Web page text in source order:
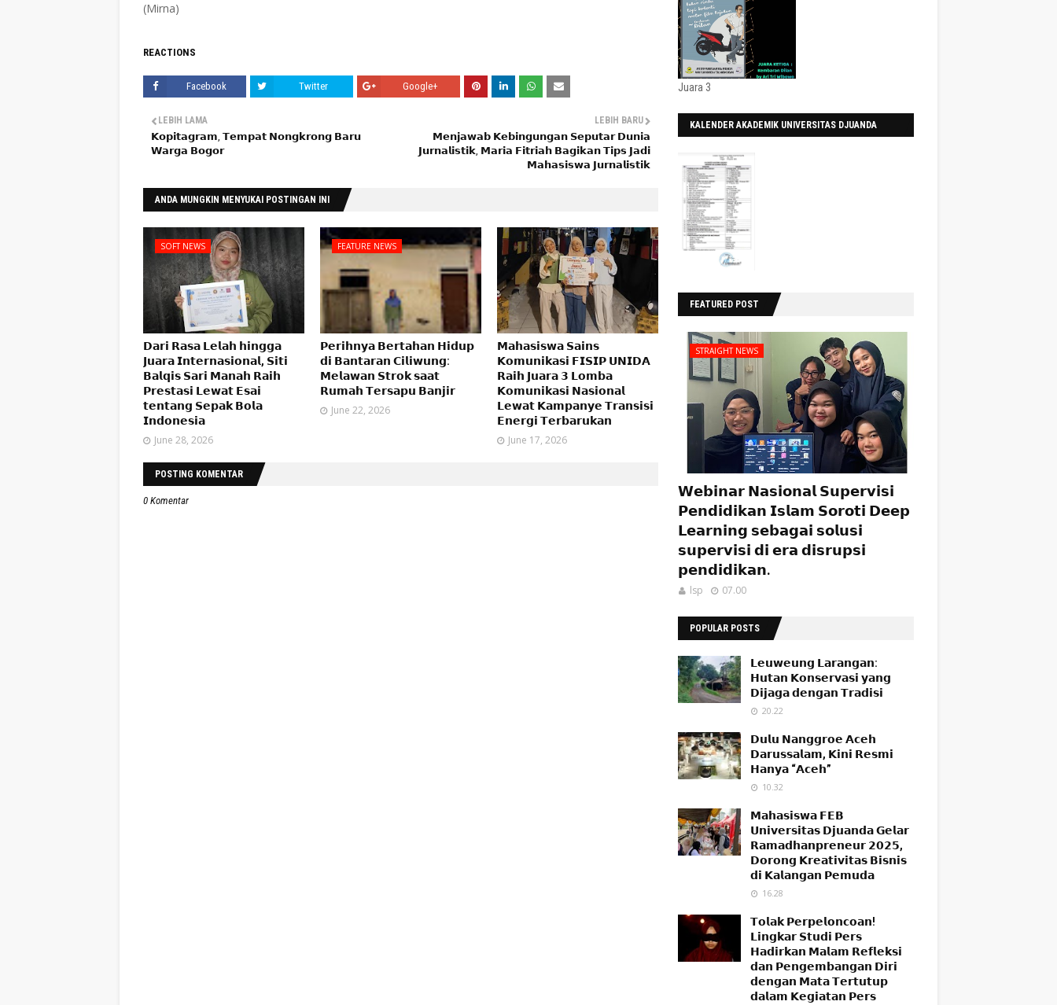
(Mirna)
REACTIONS
Facebook Twitter Google+
LEBIH BARU
𝗠𝗲𝗻𝗷𝗮𝘄𝗮𝗯 𝗞𝗲𝗯𝗶𝗻𝗴𝘂𝗻𝗴𝗮𝗻 𝗦𝗲𝗽𝘂𝘁𝗮𝗿 𝗗𝘂𝗻𝗶𝗮
𝗝𝘂𝗿𝗻𝗮𝗹𝗶𝘀𝘁𝗶𝗸, 𝗠𝗮𝗿𝗶𝗮 𝗙𝗶𝘁𝗿𝗶𝗮𝗵 𝗕𝗮𝗴𝗶𝗸𝗮𝗻 𝗧𝗶𝗽𝘀 𝗝𝗮𝗱𝗶
𝗠𝗮𝗵𝗮𝘀𝗶𝘀𝘄𝗮 𝗝𝘂𝗿𝗻𝗮𝗹𝗶𝘀𝘁𝗶𝗸
LEBIH LAMA
𝗞𝗼𝗽𝗶𝘁𝗮𝗴𝗿𝗮𝗺, 𝗧𝗲𝗺𝗽𝗮𝘁 𝗡𝗼𝗻𝗴𝗸𝗿𝗼𝗻𝗴 𝗕𝗮𝗿𝘂
𝗪𝗮𝗿𝗴𝗮 𝗕𝗼𝗴𝗼𝗿
ANDA MUNGKIN MENYUKAI POSTINGAN INI
SOFT NEWS
𝗗𝗮𝗿𝗶 𝗥𝗮𝘀𝗮 𝗟𝗲𝗹𝗮𝗵 𝗵𝗶𝗻𝗴𝗴𝗮
𝗝𝘂𝗮𝗿𝗮 𝗜𝗻𝘁𝗲𝗿𝗻𝗮𝘀𝗶𝗼𝗻𝗮𝗹, 𝗦𝗶𝘁𝗶
𝗕𝗮𝗹𝗾𝗶𝘀 𝗦𝗮𝗿𝗶 𝗠𝗮𝗻𝗮𝗵 𝗥𝗮𝗶𝗵
𝗣𝗿𝗲𝘀𝘁𝗮𝘀𝗶 𝗟𝗲𝘄𝗮𝘁 𝗘𝘀𝗮𝗶
𝘁𝗲𝗻𝘁𝗮𝗻𝗴 𝗦𝗲𝗽𝗮𝗸 𝗕𝗼𝗹𝗮
𝗜𝗻𝗱𝗼𝗻𝗲𝘀𝗶𝗮
June 28, 2026
FEATURE NEWS
𝗣𝗲𝗿𝗶𝗵𝗻𝘆𝗮 𝗕𝗲𝗿𝘁𝗮𝗵𝗮𝗻 𝗛𝗶𝗱𝘂𝗽
𝗱𝗶 𝗕𝗮𝗻𝘁𝗮𝗿𝗮𝗻 𝗖𝗶𝗹𝗶𝘄𝘂𝗻𝗴:
𝗠𝗲𝗹𝗮𝘄𝗮𝗻 𝗦𝘁𝗿𝗼𝗸 𝘀𝗮𝗮𝘁
𝗥𝘂𝗺𝗮𝗵 𝗧𝗲𝗿𝘀𝗮𝗽𝘂 𝗕𝗮𝗻𝗷𝗶𝗿
June 22, 2026
𝗠𝗮𝗵𝗮𝘀𝗶𝘀𝘄𝗮 𝗦𝗮𝗶𝗻𝘀
𝗞𝗼𝗺𝘂𝗻𝗶𝗸𝗮𝘀𝗶 𝗙𝗜𝗦𝗜𝗣 𝗨𝗡𝗜𝗗𝗔
𝗥𝗮𝗶𝗵 𝗝𝘂𝗮𝗿𝗮 𝟯 𝗟𝗼𝗺𝗯𝗮
𝗞𝗼𝗺𝘂𝗻𝗶𝗸𝗮𝘀𝗶 𝗡𝗮𝘀𝗶𝗼𝗻𝗮𝗹
𝗟𝗲𝘄𝗮𝘁 𝗞𝗮𝗺𝗽𝗮𝗻𝘆𝗲 𝗧𝗿𝗮𝗻𝘀𝗶𝘀𝗶
𝗘𝗻𝗲𝗿𝗴𝗶 𝗧𝗲𝗿𝗯𝗮𝗿𝘂𝗸𝗮𝗻
June 17, 2026
POSTING KOMENTAR
0 Komentar
Juara 3
KALENDER AKADEMIK UNIVERSITAS DJUANDA
FEATURED POST
STRAIGHT NEWS
𝗪𝗲𝗯𝗶𝗻𝗮𝗿 𝗡𝗮𝘀𝗶𝗼𝗻𝗮𝗹 𝗦𝘂𝗽𝗲𝗿𝘃𝗶𝘀𝗶
𝗣𝗲𝗻𝗱𝗶𝗱𝗶𝗸𝗮𝗻 𝗜𝘀𝗹𝗮𝗺 𝗦𝗼𝗿𝗼𝘁𝗶 𝗗𝗲𝗲𝗽
𝗟𝗲𝗮𝗿𝗻𝗶𝗻𝗴 𝘀𝗲𝗯𝗮𝗴𝗮𝗶 𝘀𝗼𝗹𝘂𝘀𝗶
𝘀𝘂𝗽𝗲𝗿𝘃𝗶𝘀𝗶 𝗱𝗶 𝗲𝗿𝗮 𝗱𝗶𝘀𝗿𝘂𝗽𝘀𝗶
𝗽𝗲𝗻𝗱𝗶𝗱𝗶𝗸𝗮𝗻.
lsp 07.00
POPULAR POSTS
𝗟𝗲𝘂𝘄𝗲𝘂𝗻𝗴 𝗟𝗮𝗿𝗮𝗻𝗴𝗮𝗻:
𝗛𝘂𝘁𝗮𝗻 𝗞𝗼𝗻𝘀𝗲𝗿𝘃𝗮𝘀𝗶 𝘆𝗮𝗻𝗴
𝗗𝗶𝗷𝗮𝗴𝗮 𝗱𝗲𝗻𝗴𝗮𝗻 𝗧𝗿𝗮𝗱𝗶𝘀𝗶
20.22
𝗗𝘂𝗹𝘂 𝗡𝗮𝗻𝗴𝗴𝗿𝗼𝗲 𝗔𝗰𝗲𝗵
𝗗𝗮𝗿𝘂𝘀𝘀𝗮𝗹𝗮𝗺, 𝗞𝗶𝗻𝗶 𝗥𝗲𝘀𝗺𝗶
𝗛𝗮𝗻𝘆𝗮 “𝗔𝗰𝗲𝗵”
10.32
𝗠𝗮𝗵𝗮𝘀𝗶𝘀𝘄𝗮 𝗙𝗘𝗕
𝗨𝗻𝗶𝘃𝗲𝗿𝘀𝗶𝘁𝗮𝘀 𝗗𝗷𝘂𝗮𝗻𝗱𝗮 𝗚𝗲𝗹𝗮𝗿
𝗥𝗮𝗺𝗮𝗱𝗵𝗮𝗻𝗽𝗿𝗲𝗻𝗲𝘂𝗿 𝟮𝟬𝟮𝟱,
𝗗𝗼𝗿𝗼𝗻𝗴 𝗞𝗿𝗲𝗮𝘁𝗶𝘃𝗶𝘁𝗮𝘀 𝗕𝗶𝘀𝗻𝗶𝘀
𝗱𝗶 𝗞𝗮𝗹𝗮𝗻𝗴𝗮𝗻 𝗣𝗲𝗺𝘂𝗱𝗮
16.28
𝗧𝗼𝗹𝗮𝗸 𝗣𝗲𝗿𝗽𝗲𝗹𝗼𝗻𝗰𝗼𝗮𝗻!
𝗟𝗶𝗻𝗴𝗸𝗮𝗿 𝗦𝘁𝘂𝗱𝗶 𝗣𝗲𝗿𝘀
𝗛𝗮𝗱𝗶𝗿𝗸𝗮𝗻 𝗠𝗮𝗹𝗮𝗺 𝗥𝗲𝗳𝗹𝗲𝗸𝘀𝗶
𝗱𝗮𝗻 𝗣𝗲𝗻𝗴𝗲𝗺𝗯𝗮𝗻𝗴𝗮𝗻 𝗗𝗶𝗿𝗶
𝗱𝗲𝗻𝗴𝗮𝗻 𝗠𝗮𝘁𝗮 𝗧𝗲𝗿𝘁𝘂𝘁𝘂𝗽
𝗱𝗮𝗹𝗮𝗺 𝗞𝗲𝗴𝗶𝗮𝘁𝗮𝗻 𝗣𝗲𝗿𝘀